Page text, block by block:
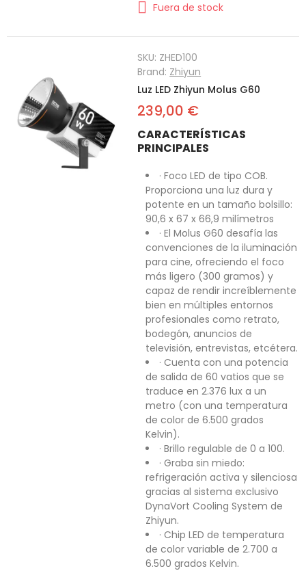
Fuera de stock
SKU: ZHED100
Brand: Zhiyun
Luz LED Zhiyun Molus G60
239,00 €
CARACTERÍSTICAS
PRINCIPALES
· Foco LED de tipo COB.
Proporciona una luz dura y
potente en un tamaño bolsillo:
90,6 x 67 x 66,9 milímetros
· El Molus G60 desafía las
convenciones de la iluminación
para cine, ofreciendo el foco
más ligero (300 gramos) y
capaz de rendir increíblemente
bien en múltiples entornos
profesionales como retrato,
bodegón, anuncios de
televisión, entrevistas, etcétera.
· Cuenta con una potencia
de salida de 60 vatios que se
traduce en 2.376 lux a un
metro (con una temperatura
de color de 6.500 grados
Kelvin).
· Brillo regulable de 0 a 100.
· Graba sin miedo:
refrigeración activa y silenciosa
gracias al sistema exclusivo
DynaVort Cooling System de
Zhiyun.
· Chip LED de temperatura
de color variable de 2.700 a
6.500 grados Kelvin.